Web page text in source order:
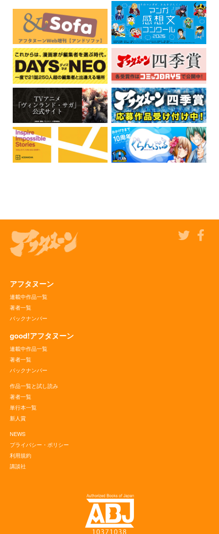
アフタヌーン
連載中作品一覧
著者一覧
バックナンバー
good!アフタヌーン
連載中作品一覧
著者一覧
バックナンバー
作品一覧と試し読み
著者一覧
単行本一覧
新人賞
NEWS
プライバシー・ポリシー
利用規約
講談社